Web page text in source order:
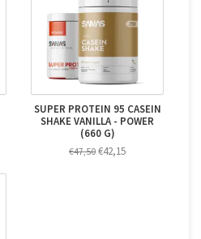
SUPER PROTEIN 95 CASEIN
SHAKE VANILLA - POWER
(660 G)
€47,50 €42,15